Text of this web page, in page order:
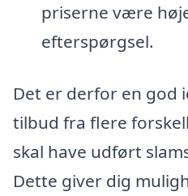
priserne være
efterspørgsel.
Det er derfor en god
tilbud fra flere
skal have udført
Dette giver dig